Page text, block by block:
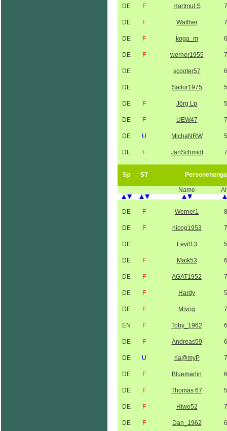
DE F Hartmut S
DE F Walther
DE F koga_m
DE F werner1955
DE scooter57
DE Sailor1975
DE F Jörg Lp
DE F UEW47
DE U MichaNRW
DE F JanSchmidt
Sp ST
Name
DE F Werner1
DE F nicog1953
DE Levil13
DE F Maik53
DE F AGAT1952
DE F Hardy
DE F Mivog
EN F Toby_1962
DE F Andreas59
DE U rla@myP
DE F Bluemarlin
DE F Thomas 67
DE F Hiwo52
DE F Dan_1962